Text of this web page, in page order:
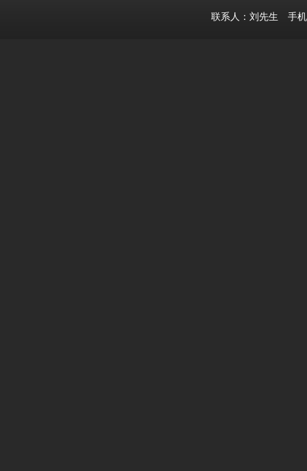
联系人：刘先生 手